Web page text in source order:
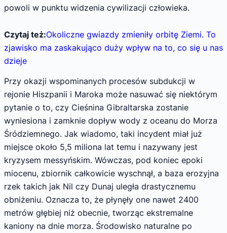
powoli w punktu widzenia cywilizacji człowieka.
Czytaj też:Okoliczne gwiazdy zmieniły orbitę Ziemi. To
zjawisko ma zaskakująco duży wpływ na to, co się u nas
dzieje
Przy okazji wspominanych procesów subdukcji w
rejonie Hiszpanii i Maroka może nasuwać się niektórym
pytanie o to, czy Cieśnina Gibraltarska zostanie
wyniesiona i zamknie dopływ wody z oceanu do Morza
Śródziemnego. Jak wiadomo, taki incydent miał już
miejsce około 5,5 miliona lat temu i nazywany jest
kryzysem messyńskim. Wówczas, pod koniec epoki
miocenu, zbiornik całkowicie wyschnął, a baza erozyjna
rzek takich jak Nil czy Dunaj uległa drastycznemu
obniżeniu. Oznacza to, że płynęły one nawet 2400
metrów głębiej niż obecnie, tworząc ekstremalne
kaniony na dnie morza. Środowisko naturalne po